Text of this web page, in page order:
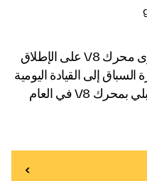
تم تصميم تروفيو بالاستناد إلى أقوى محرك V8 على الإطلاق
إلى القيادة اليومية
تماماً كما فعلت في أول سيارة جيبلي بمحرك V8 في العام